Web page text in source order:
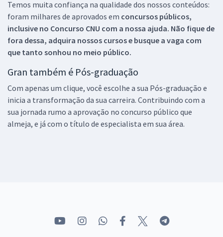
Temos muita confiança na qualidade dos nossos conteúdos:
foram milhares de aprovados em concursos públicos,
inclusive no Concurso CNU com a nossa ajuda. Não fique de
fora dessa, adquira nossos cursos e busque a vaga com
que tanto sonhou no meio público.
Gran também é Pós-graduação
Com apenas um clique, você escolhe a sua Pós-graduação e
inicia a transformação da sua carreira. Contribuindo com a
sua jornada rumo a aprovação no concurso público que
almeja, e já com o título de especialista em sua área.